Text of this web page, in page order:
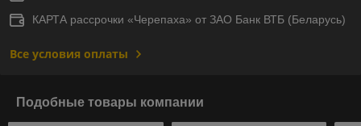
КАРТА рассрочки «Черепаха» от ЗАО Банк ВТБ (Беларусь)
Все условия оплаты
Подобные товары компании